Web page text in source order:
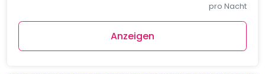
pro Nacht
Anzeigen